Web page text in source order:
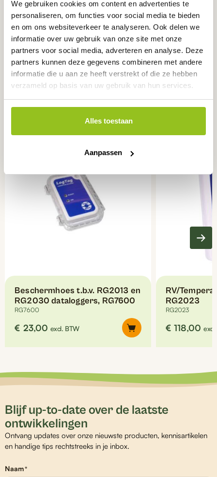
We gebruiken cookies om content en advertenties te
personaliseren, om functies voor social media te bieden
en om ons websiteverkeer te analyseren. Ook delen we
informatie over uw gebruik van onze site met onze
partners voor social media, adverteren en analyse. Deze
partners kunnen deze gegevens combineren met andere
informatie die u aan ze heeft verstrekt of die ze hebben
verzameld op basis van uw gebruik van hun services.
Alles toestaan
Aanpassen
voor u
Beschermhoes t.b.v. RG2013 en
RG2030 dataloggers, RG7600
RG7600
€ 23,00 excl. BTW
RV/
RG2023
RG2023
€ 118,00
Blijf up-to-date over de laatste
ontwikkelingen
Ontvang updates over onze nieuwste producten, kennisartikelen
en handige tips rechtstreeks in je inbox.
Naam*